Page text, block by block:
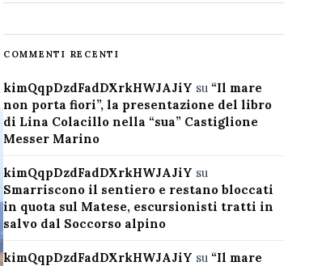
COMMENTI RECENTI
kimQqpDzdFadDXrkHWJAJiY su “Il mare
non porta fiori”, la presentazione del libro
di Lina Colacillo nella “sua” Castiglione
Messer Marino
kimQqpDzdFadDXrkHWJAJiY su
Smarriscono il sentiero e restano bloccati
in quota sul Matese, escursionisti tratti in
salvo dal Soccorso alpino
kimQqpDzdFadDXrkHWJAJiY su “Il mare